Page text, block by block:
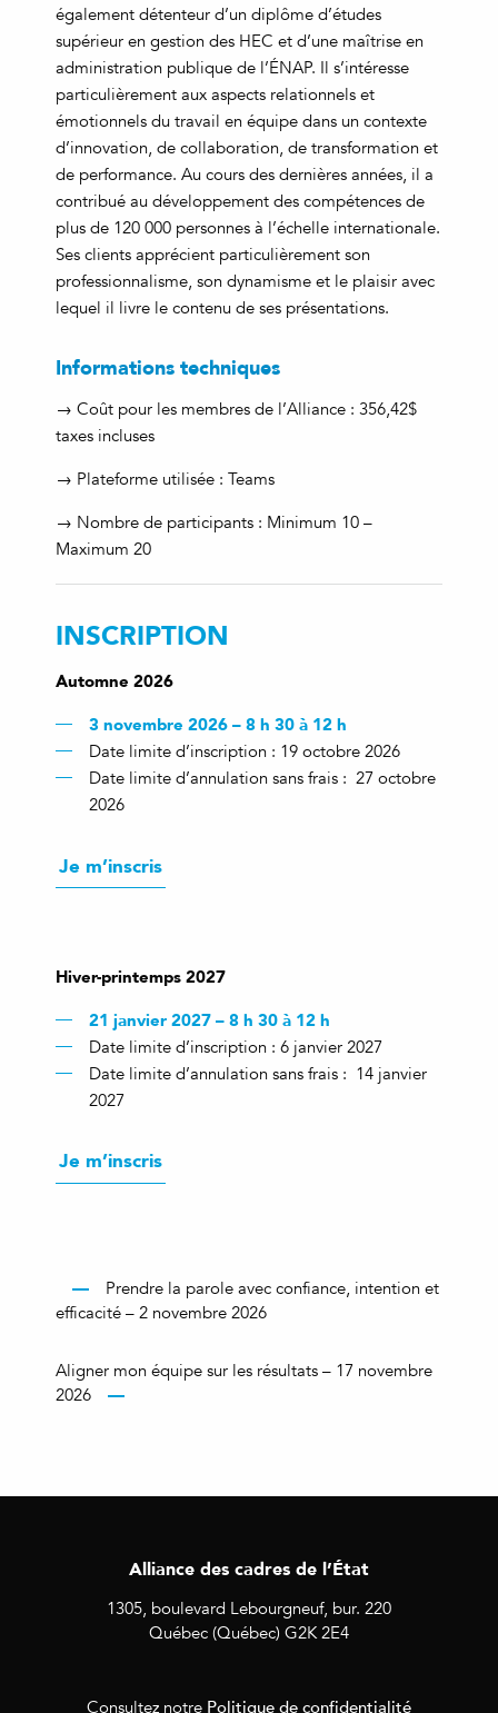
également détenteur d’un diplôme d’études
supérieur en gestion des HEC et d’une maîtrise en
administration publique de l’ÉNAP. Il s’intéresse
particulièrement aux aspects relationnels et
émotionnels du travail en équipe dans un contexte
d’innovation, de collaboration, de transformation et
de performance. Au cours des dernières années, il a
contribué au développement des compétences de
plus de 120 000 personnes à l’échelle internationale.
Ses clients apprécient particulièrement son
professionnalisme, son dynamisme et le plaisir avec
lequel il livre le contenu de ses présentations.
Informations techniques
→ Coût pour les membres de l’Alliance : 356,42$
taxes incluses
→ Plateforme utilisée : Teams
→ Nombre de participants : Minimum 10 –
Maximum 20
INSCRIPTION
Automne 2026
3 novembre 2026 – 8 h 30 à 12 h
Date limite d’inscription : 19 octobre 2026
Date limite d’annulation sans frais : 27 octobre
2026
Je m’inscris
Hiver-printemps 2027
21 janvier 2027 – 8 h 30 à 12 h
Date limite d’inscription : 6 janvier 2027
Date limite d’annulation sans frais : 14 janvier
2027
Je m’inscris
Prendre la parole avec confiance, intention et
efficacité – 2 novembre 2026
Aligner mon équipe sur les résultats – 17 novembre
2026
Alliance des cadres de l’État
1305, boulevard Lebourgneuf, bur. 220
Québec (Québec) G2K 2E4
Consultez notre Politique de confidentialité